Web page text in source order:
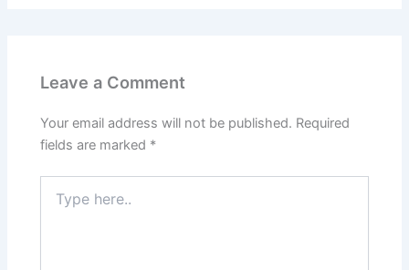
Leave a Comment
Your email address will not be published. Required
fields are marked *
here..